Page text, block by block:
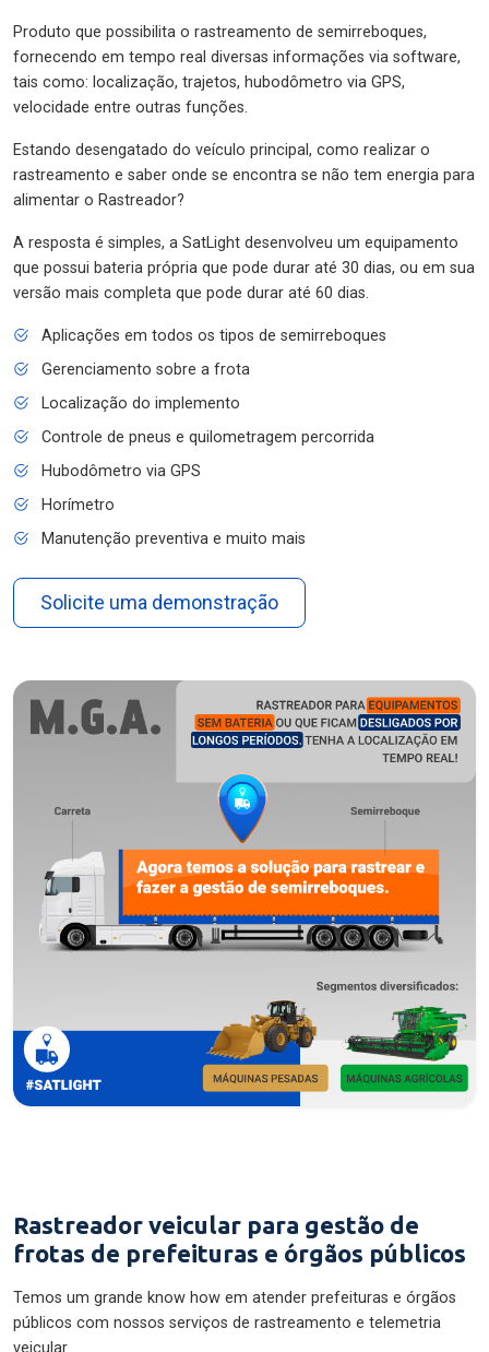
Produto que possibilita o rastreamento de semirreboques,
fornecendo em tempo real diversas informações via software,
tais como: localização, trajetos, hubodômetro via GPS,
velocidade entre outras funções.
Estando desengatado do veículo principal, como realizar o
rastreamento e saber onde se encontra se não tem energia para
alimentar o Rastreador?
A resposta é simples, a SatLight desenvolveu um equipamento
que possui bateria própria que pode durar até 30 dias, ou em sua
versão mais completa que pode durar até 60 dias.
Aplicações em todos os tipos de semirreboques
Gerenciamento sobre a frota
Localização do implemento
Controle de pneus e quilometragem percorrida
Hubodômetro via GPS
Horímetro
Manutenção preventiva e muito mais
Solicite uma demonstração
Rastreador veicular para gestão de
frotas de prefeituras e órgãos públicos
Temos um grande know how em atender prefeituras e órgãos
públicos com nossos serviços de rastreamento e telemetria
veicular.